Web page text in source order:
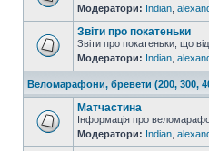
Модератори: Indian
Звіти про покатеньки
Звіти про покатеньки, що
Модератори: Indian
Веломарафони, бревети (200, 300,
Матчастина
Інформація про
Модератори: Indian